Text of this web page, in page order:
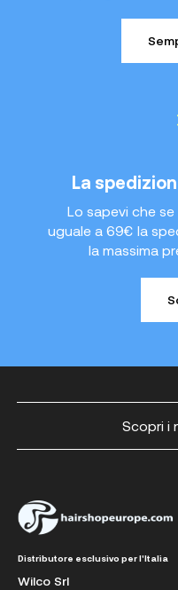
La
Lo sapevi che
uguale a 69€ la
la massima
Scopri i
Distributore esclusivo per l'Italia
Wilco Srl